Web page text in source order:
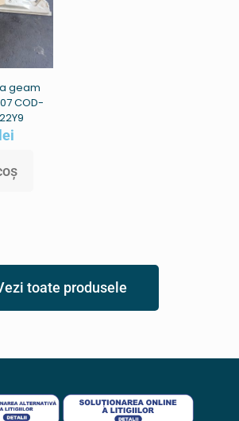
geam
COD-
lei
toate produsele